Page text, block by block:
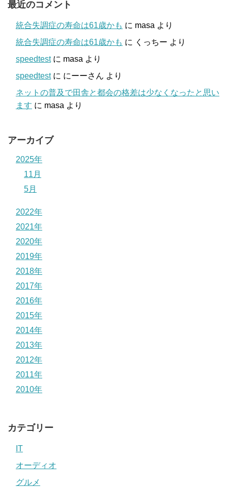
最近のコメント
統合失調症の寿命は61歳かも に masa より
統合失調症の寿命は61歳かも に くっちー より
speedtestに masa より
speedtestに にーーさん より
ネットの普及で田舎と都会の格差は少なくなったと思い
ます に masa より
アーカイブ
2025年
11月
5月
2022年
2021年
2020年
2019年
2018年
2017年
2016年
2015年
2014年
2013年
2012年
2011年
2010年
カテゴリー
IT
オーディオ
グルメ